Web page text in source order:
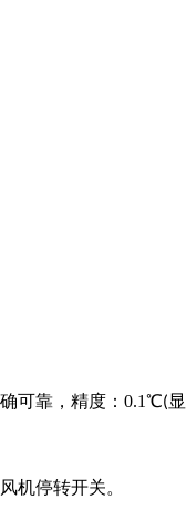
可靠，精度： 0.1℃(显
机停转开关。